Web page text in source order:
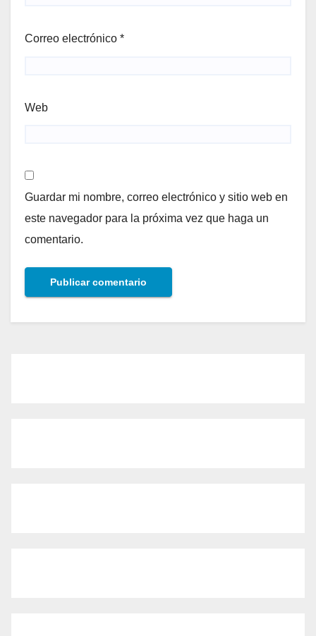
Correo electrónico *
Web
Guardar mi nombre, correo electrónico y sitio web en
este navegador para la próxima vez que haga un
comentario.